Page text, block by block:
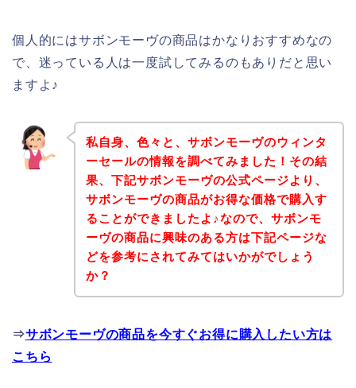
個人的にはサボンモーヴの商品はかなりおすすめなの
で、迷っている人は一度試してみるのもありだと思い
ますよ♪
私自身、色々と、サボンモーヴのウィンタ
ーセールの情報を調べてみました！その結
果、下記サボンモーヴの公式ページより、
サボンモーヴの商品がお得な価格で購入す
ることができましたよ♪なので、サボンモ
ーヴの商品に興味のある方は下記ページな
どを参考にされてみてはいかがでしょう
か？
⇒サボンモーヴの商品を今すぐお得に購入したい方は
こちら